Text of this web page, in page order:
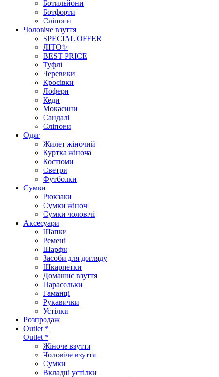
Ботильйони
Ботфорти
Сліпони
Чоловіче взуття
SPECIAL OFFER
ЛІТО✨
BEST PRICE
Туфлі
Черевики
Кросівки
Лофери
Кеди
Мокасини
Сандалі
Сліпони
Одяг
Жилет жіночий
Куртка жіноча
Костюми
Светри
Футболки
Сумки
Рюкзаки
Сумки жіночі
Сумки чоловічі
Аксеcуари
Шапки
Ремені
Шарфи
Засоби для догляду
Шкарпетки
Домашнє взуття
Парасольки
Гаманці
Рукавички
Устілки
Розпродаж
Outlet *
Outlet *
Жіноче взуття
Чоловіче взуття
Сумки
Вкладні устілки